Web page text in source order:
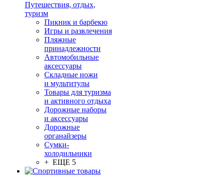
Путешествия, отдых,
туризм
Пикник и барбекю
Игры и развлечения
Пляжные
принадлежности
Автомобильные
аксессуары
Складные ножи
и мультитулы
Товары для туризма
и активного отдыха
Дорожные наборы
и аксессуары
Дорожные
органайзеры
Сумки-
холодильники
+ ЕЩЕ 5